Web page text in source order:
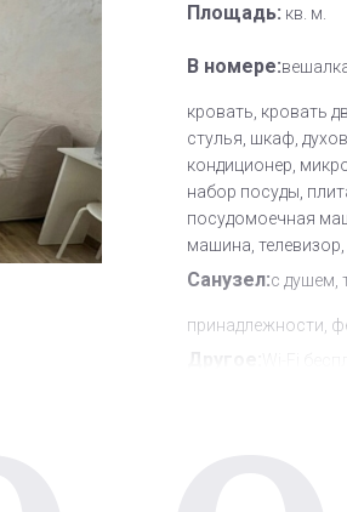
Площадь: кв. м.
В номере:
кровать, кровать
стулья, шкаф,
кондиционер,
набор посуды,
посудомоечная
машина,
Санузел:с душем,
принадлежности,